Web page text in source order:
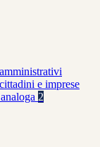
e imprese
2